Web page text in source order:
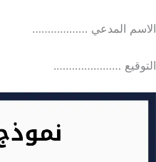
الاسم المدعي ………………
التوقيع ………………….